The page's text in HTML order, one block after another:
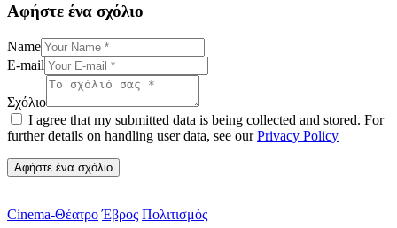
Αφήστε ένα σχόλιο
Name
E-mail
Σχόλιο
I agree that my submitted data is being collected and stored. For
further details on handling user data, see ourPrivacy Policy
Cinema-Θέατρο Έβρος Πολιτισμός